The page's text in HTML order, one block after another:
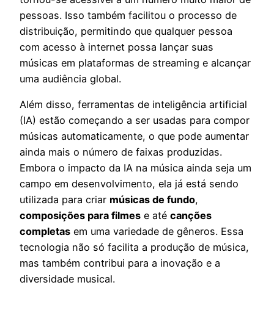
pessoas. Isso também facilitou o processo de
distribuição, permitindo que qualquer pessoa
com acesso à internet possa lançar suas
músicas em plataformas de streaming e alcançar
uma audiência global.
Além disso, ferramentas de inteligência artificial
(IA) estão começando a ser usadas para compor
músicas automaticamente, o que pode aumentar
ainda mais o número de faixas produzidas.
Embora o impacto da IA na música ainda seja um
campo em desenvolvimento, ela já está sendo
utilizada para criar músicas de fundo,
composições para filmes e até canções
completas em uma variedade de gêneros. Essa
tecnologia não só facilita a produção de música,
mas também contribui para a inovação e a
diversidade musical.